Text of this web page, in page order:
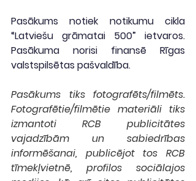
Pasākums notiek notikumu cikla
“Latviešu grāmatai 500” ietvaros.
Pasākuma norisi finansē Rīgas
valstspilsētas pašvaldība.
Pasākums tiks fotografēts/filmēts.
Fotografētie/filmētie materiāli tiks
izmantoti RCB publicitātes
vajadzībām un sabiedrības
informēšanai, publicējot tos RCB
tīmekļvietnē, profilos sociālajos